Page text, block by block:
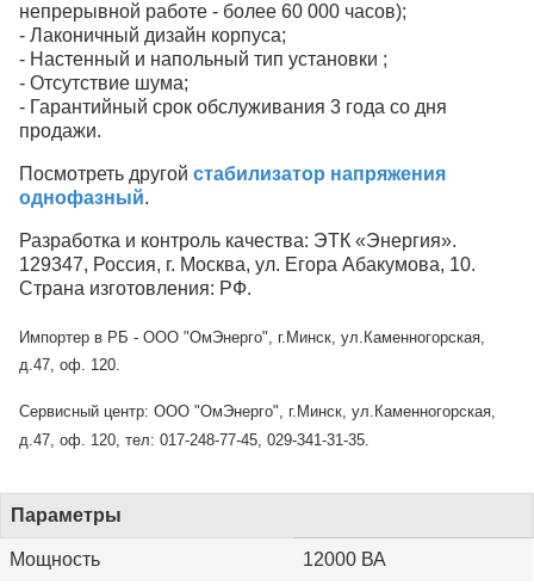
непрерывной работе - более 60 000 часов);
- Лаконичный дизайн корпуса;
- Настенный и напольный тип установки ;
- Отсутствие шума;
- Гарантийный срок обслуживания 3 года со дня
продажи.
Посмотреть другой стабилизатор напряжения
однофазный.
Разработка и контроль качества: ЭТК «Энергия».
129347, Россия, г. Москва, ул. Егора Абакумова, 10.
Страна изготовления: РФ.
Импортер в РБ - ООО "ОмЭнерго", г.Минск, ул.Каменногорская,
д.47, оф. 120.
Сервисный центр: ООО "ОмЭнерго", г.Минск, ул.Каменногорская,
д.47, оф. 120, тел: 017-248-77-45, 029-341-31-35.
Параметры
Мощность 12000 ВА